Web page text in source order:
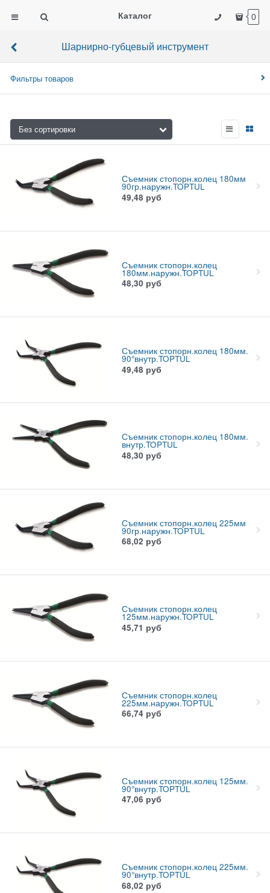
Каталог 0
Шарнирно-губцевый инструмент
Фильтры товаров
Съемник стопорн.колец 180мм
90гр.наружн.TOPTUL
49,48 руб
Съемник стопорн.колец
180мм.наружн.TOPTUL
48,30 руб
Съемник стопорн.колец 180мм.
90°внутр.TOPTUL
49,48 руб
Съемник стопорн.колец 180мм.
внутр.TOPTUL
48,30 руб
Съемник стопорн.колец 225мм
90гр.наружн.TOPTUL
68,02 руб
Съемник стопорн.колец
125мм.наружн.TOPTUL
45,71 руб
Съемник стопорн.колец
225мм.наружн.TOPTUL
66,74 руб
Съемник стопорн.колец 125мм.
90°внутр.TOPTUL
47,06 руб
Съемник стопорн.колец 225мм.
90°внутр.TOPTUL
68,02 руб